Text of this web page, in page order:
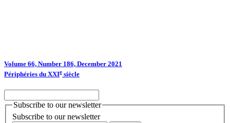
Volume 66, Number 186, December 2021
Périphéries du XXIe siècle
Subscribe to our newsletter
Subscribe to our newsletter